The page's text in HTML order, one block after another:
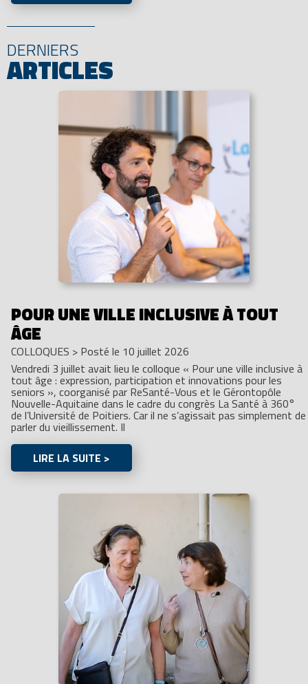
DERNIERS
ARTICLES
POUR UNE VILLE INCLUSIVE À TOUT
ÂGE
COLLOQUES > Posté le 10 juillet 2026
Vendredi 3 juillet avait lieu le colloque « Pour une ville inclusive à
tout âge : expression, participation et innovations pour les
seniors », coorganisé par ReSanté-Vous et le Gérontopôle
Nouvelle-Aquitaine dans le cadre du congrès La Santé à 360°
de l’Université de Poitiers. Car il ne s’agissait pas simplement de
parler du vieillissement. Il
LIRE LA SUITE >